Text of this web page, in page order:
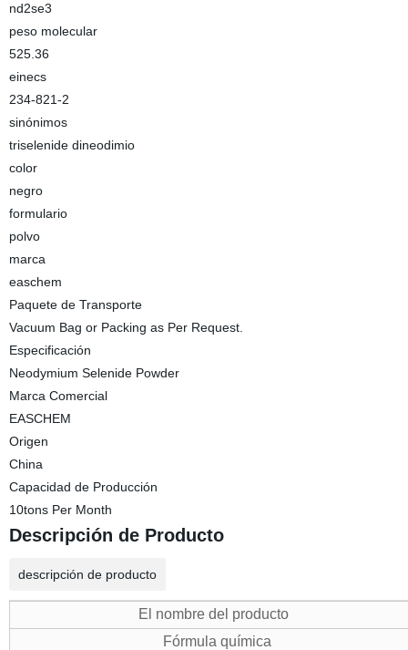
nd2se3
peso molecular
525.36
einecs
234-821-2
sinónimos
triselenide dineodimio
color
negro
formulario
polvo
marca
easchem
Paquete de Transporte
Vacuum Bag or Packing as Per Request.
Especificación
Neodymium Selenide Powder
Marca Comercial
EASCHEM
Origen
China
Capacidad de Producción
10tons Per Month
Descripción de Producto
descripción de producto
El nombre del producto
Fórmula química